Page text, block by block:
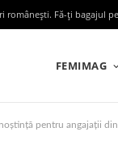
românești. Fă-ți bagajul
FEMIMAG
pentru angajații